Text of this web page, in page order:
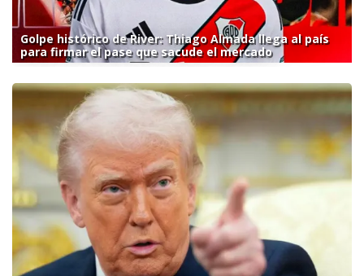
Golpe histórico de River: Thiago Almada llega al país
para firmar el pase que sacude el mercado